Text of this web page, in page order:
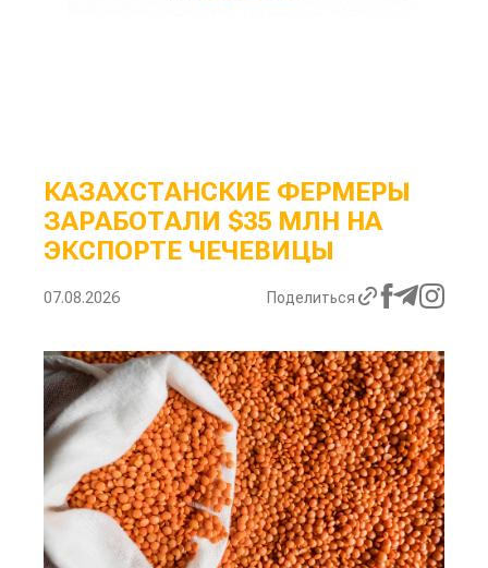
КАЗАХСТАНСКИЕ ФЕРМЕРЫ
ЗАРАБОТАЛИ $35 МЛН НА
ЭКСПОРТЕ ЧЕЧЕВИЦЫ
07.08.2026 Поделиться